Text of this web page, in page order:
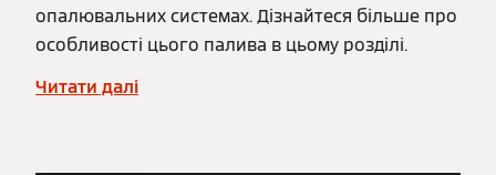
опалювальних системах. Дізнайтеся більше про
особливості цього палива в цьому розділі.
Читати далі